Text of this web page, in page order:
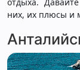
них, их плюсы и